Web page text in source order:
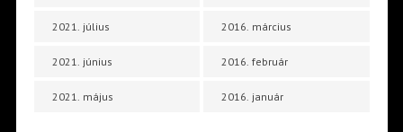
2021. július
2021. június
2021. május
2016. március
2016. február
2016. január